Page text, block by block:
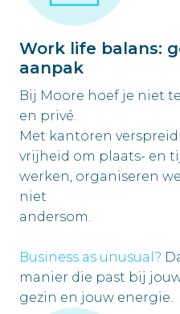
Work life balans:
aanpak
Bij Moore hoef je niet
en privé.
Met kantoren
vrijheid om plaats- en
werken, organiseren
niet
andersom.
Business as unusual?
manier die past bij
gezin en jouw energie.